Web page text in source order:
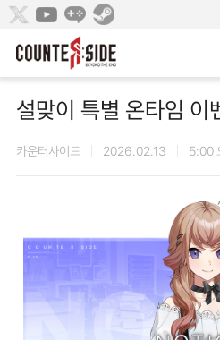
설맞이 특별 온타임 이
카운터사이드 2026.02.13 5:00